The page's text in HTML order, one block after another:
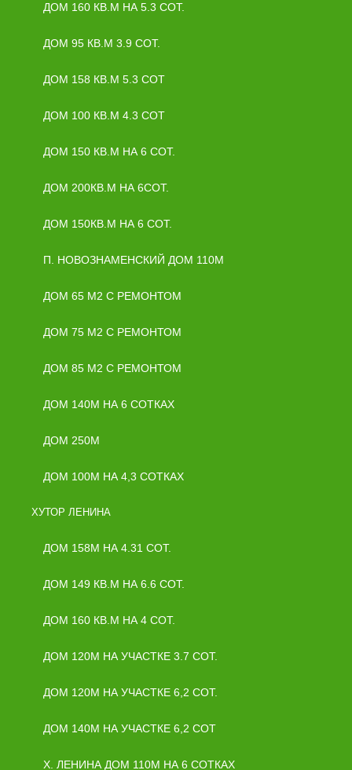
ДОМ 160 КВ.М НА 5.3 СОТ.
ДОМ 95 КВ.М 3.9 СОТ.
ДОМ 158 КВ.М 5.3 СОТ
ДОМ 100 КВ.М 4.3 СОТ
ДОМ 150 КВ.М НА 6 СОТ.
ДОМ 200КВ.М НА 6СОТ.
ДОМ 150КВ.М НА 6 СОТ.
П. НОВОЗНАМЕНСКИЙ ДОМ 110М
ДОМ 65 М2 С РЕМОНТОМ
ДОМ 75 М2 С РЕМОНТОМ
ДОМ 85 М2 С РЕМОНТОМ
ДОМ 140М НА 6 СОТКАХ
ДОМ 250М
ДОМ 100М НА 4,3 СОТКАХ
ХУТОР ЛЕНИНА
ДОМ 158М НА 4.31 СОТ.
ДОМ 149 КВ.М НА 6.6 СОТ.
ДОМ 160 КВ.М НА 4 СОТ.
ДОМ 120М НА УЧАСТКЕ 3.7 СОТ.
ДОМ 120М НА УЧАСТКЕ 6,2 СОТ.
ДОМ 140М НА УЧАСТКЕ 6,2 СОТ
Х. ЛЕНИНА ДОМ 110М НА 6 СОТКАХ